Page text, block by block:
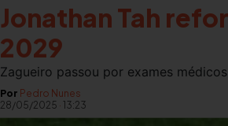
Jonathan Tah
2029
Zagueiro passou por exames
Por Pedro Nunes
28/05/2025 · 13:23